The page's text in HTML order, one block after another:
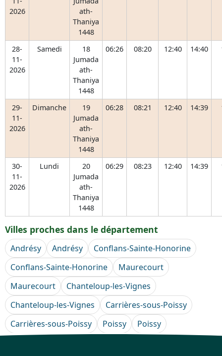
2026
ath-
Thaniya
1448
28-
11-
2026
Samedi
18
Jumada
ath-
Thaniya
1448
06:26 08:20 12:40 14:40
29-
11-
2026
Dimanche
19
Jumada
ath-
Thaniya
1448
06:28 08:21 12:40 14:39
30-
11-
2026
Lundi
20
Jumada
ath-
Thaniya
1448
06:29 08:23 12:40 14:39
Villes proches dans le département
Andrésy Andrésy
Conflans-Sainte-Honorine
Conflans-Sainte-Honorine
Maurecourt
Maurecourt
Chanteloup-les-Vignes
Chanteloup-les-Vignes
Carrières-sous-Poissy
Carrières-sous-Poissy
Poissy Poissy